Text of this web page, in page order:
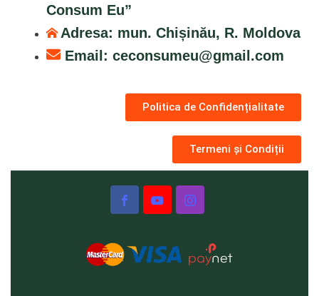
Consum Eu”
Adresa: mun. Chișinău, R. Moldova
Email: ceconsumeu@gmail.com
Politica de Confidențialitate
Termeni și Condiții